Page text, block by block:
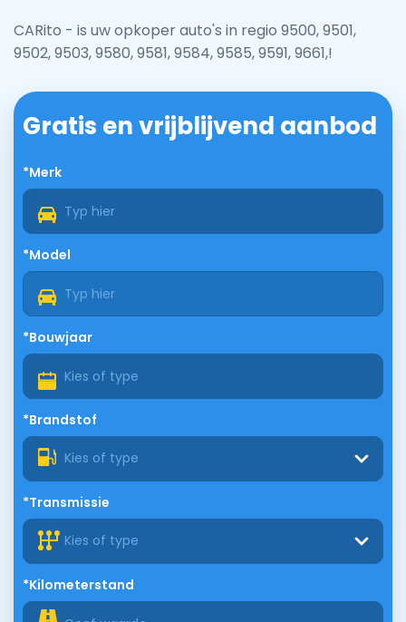
CARito - is uw opkoper auto's in regio 9500, 9501,
9502, 9503, 9580, 9581, 9584, 9585, 9591, 9661,!
Gratis en vrijblijvend aanbod
*Merk
*Model
*Bouwjaar
*Brandstof
Kies of type
*Transmissie
Kies of type
*Kilometerstand